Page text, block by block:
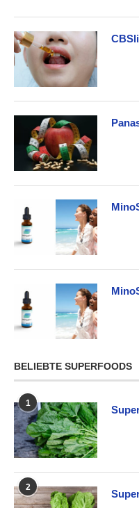
BELIEBTE SUPERFOODS
1
2